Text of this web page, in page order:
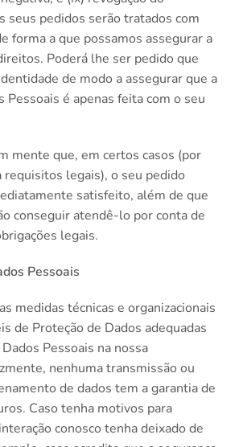
seus pedidos serão tratados com
forma a que possamos assegurar a
Poderá lhe ser pedido que
de modo a assegurar que a
Pessoais é apenas feita com o seu
mente que, em certos casos (por
legais), o seu pedido
satisfeito, além de que
conseguir atendê-lo por conta de
legais.
Pessoais
medidas técnicas e organizacionais
de Proteção de Dados adequadas
Pessoais na nossa
nenhuma transmissão ou
de dados tem a garantia de
Caso tenha motivos para
conosco tenha deixado de